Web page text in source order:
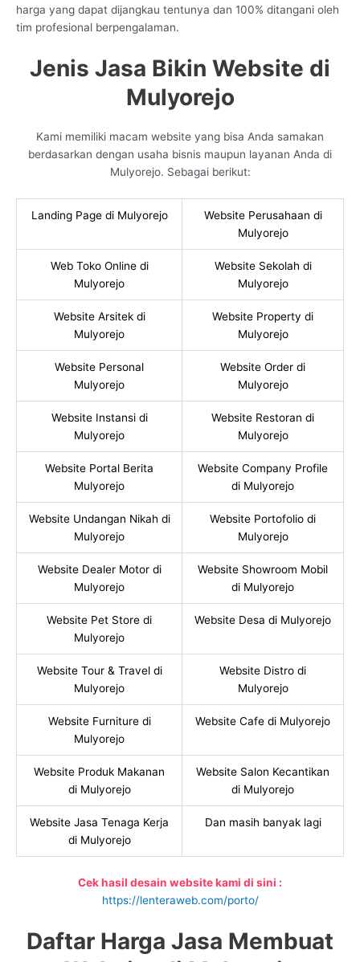
harga yang dapat dijangkau tentunya dan 100% ditangani oleh
tim profesional berpengalaman.
Jenis Jasa Bikin Website di
Mulyorejo
Kami memiliki macam website yang bisa Anda samakan
berdasarkan dengan usaha bisnis maupun layanan Anda di
Mulyorejo. Sebagai berikut:
Landing Page di Mulyorejo
Website Perusahaan di
Mulyorejo
Web Toko Online di
Mulyorejo
Website Sekolah di
Mulyorejo
Website Arsitek di
Mulyorejo
Website Property di
Mulyorejo
Website Personal
Mulyorejo
Website Order di
Mulyorejo
Website Instansi di
Mulyorejo
Website Restoran di
Mulyorejo
Website Portal Berita
Mulyorejo
Website Company Profile
di Mulyorejo
Website Undangan Nikah di
Mulyorejo
Website Portofolio di
Mulyorejo
Website Dealer Motor di
Mulyorejo
Website Showroom Mobil
di Mulyorejo
Website Pet Store di
Mulyorejo
Website Desa di Mulyorejo
Website Tour & Travel di
Mulyorejo
Website Distro di
Mulyorejo
Website Furniture di
Mulyorejo
Website Cafe di Mulyorejo
Website Produk Makanan
di Mulyorejo
Website Salon Kecantikan
di Mulyorejo
Website Jasa Tenaga Kerja
di Mulyorejo
Dan masih banyak lagi
Cek hasil desain website kami di sini :
https://lenteraweb.com/porto/
Daftar Harga Jasa Membuat